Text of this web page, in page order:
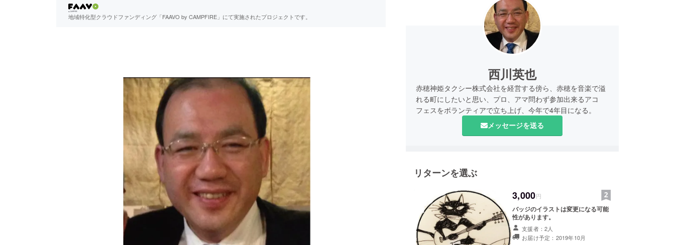
地域特化型クラウドファンディング「FAAVO by CAMPFIRE」にて実施されたプロジェクトです。
西川英也
赤穂神姫タクシー株式会社を経営する傍ら、赤穂を音楽で溢
れる町にしたいと思い、プロ、アマ問わず参加出来るアコ
フェスをボランティアで立ち上げ、今年で4年目になる。
メッセージを送る
リターンを選ぶ
3,000円
バッジのイラストは変更になる可能
性があります。
支援者：2人
お届け予定：2019年10月